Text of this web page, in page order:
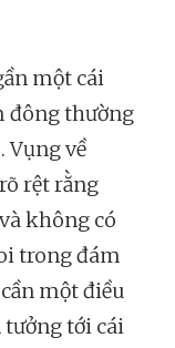
một cái
đông thường
Vụng về
rệt rằng
không có
trong đám
một điều
tới cái